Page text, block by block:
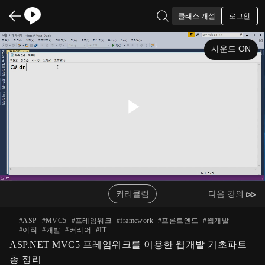
클래스 개설 로그인
Video
사운드 ON
커리큘럼 다음 강의
#ASP #MVC5 #프레임워크 #framework #프론트엔드 #웹개발
#이직 #개발 #커리어 #IT
ASP.NET MVC5 프레임워크를 이용한 웹개발 기초파트
총 정리